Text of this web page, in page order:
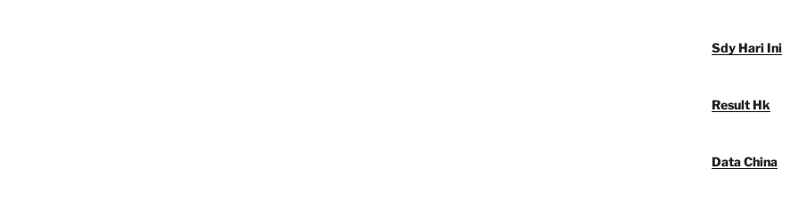
Sdy Hari Ini
Result Hk
Data China